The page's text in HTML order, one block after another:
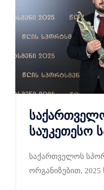
საუკეთესო
საქართველოს
ორგანიზებით,